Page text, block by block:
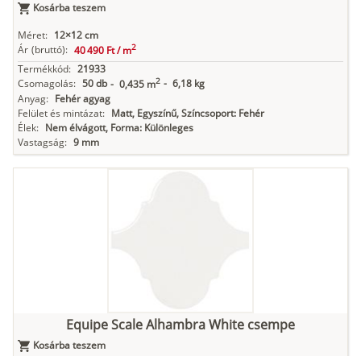
Kosárba teszem
Méret: 12×12 cm
Ár (bruttó): 40 490 Ft /m2
Termékkód: 21933
Csomagolás: 50 db - 0,435 m2 - 6,18 kg
Anyag: Fehér agyag
Felület és mintázat: Matt, Egyszínű, Színcsoport: Fehér
Élek: Nem élvágott, Forma: Különleges
Vastagság: 9 mm
Equipe Scale Alhambra White csempe
Kosárba teszem